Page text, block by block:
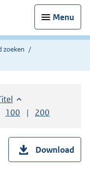
Menu
zoeken
op:
oplopend
per paginaper pagina
Toon
100 resultaten per
Toon
200
Download